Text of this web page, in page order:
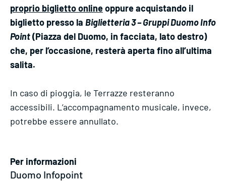
proprio biglietto onlineoppure acquistando il
biglietto presso la Biglietteria 3 – Gruppi Duomo Info
Point(Piazza del Duomo, in facciata, lato destro)
che, per l’occasione, resterà aperta fino all’ultima
salita.
In caso di pioggia, le Terrazze resteranno
accessibili. L’accompagnamento musicale, invece,
potrebbe essere annullato.
Per informazioni
Duomo Infopoint